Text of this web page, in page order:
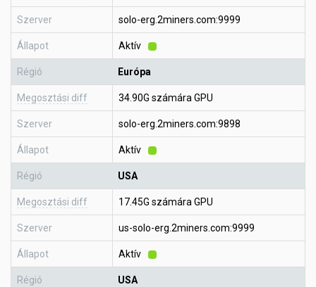
Szerver solo-erg.2miners.com:9999
Állapot Aktív
Régió Európa
Megosztási diff 34.90G számára GPU
Szerver solo-erg.2miners.com:9898
Állapot Aktív
Régió USA
Megosztási diff 17.45G számára GPU
Szerver us-solo-erg.2miners.com:9999
Állapot Aktív
Régió USA